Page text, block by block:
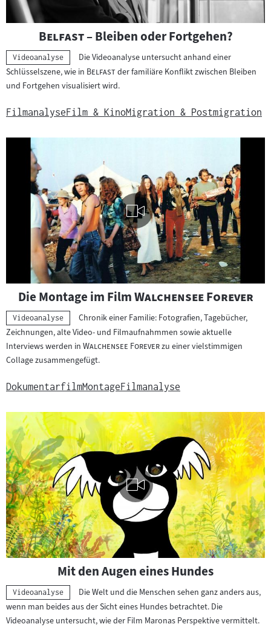
Visuelle
abspielen
"
Belfast"
– Bleiben oder Fortgehen?
Kategorie:
Videoanalyse
Die Videoanalyse untersucht anhand einer
Schlüsselszene, wie in "Belfast"der familiäre Konflikt zwischen Bleiben
und Fortgehen visualisiert wird.
FilmanalyseFilm & KinoMigration & Postmigration
Visuelle
Inhalte
abspielen
Die Montage im Film"
Walchensee Forever"
Kategorie:
Videoanalyse
Chronik einer Familie: Fotografien, Tagebücher,
Zeichnungen, alte Video- und Filmaufnahmmen sowie aktuelle
Interviews werden in "
Walchensee Forever"zu einer vielstimmigen
Collage zusammengefügt.
DokumentarfilmMontageFilmanalyse
abspielen
Mit den Augen eines Hundes
Kategorie:
Videoanalyse
Die Welt und die Menschen sehen ganz anders aus,
wenn man beides aus der Sicht eines Hundes betrachtet. Die
Videoanalyse untersucht, wie der Film Maronas Perspektive vermittelt.